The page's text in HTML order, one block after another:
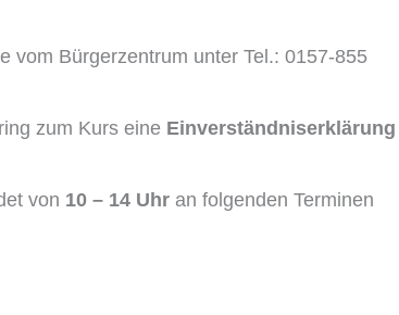
vom Bürgerzentrum unter Tel.: 0157-855
zum Kurs eine Einverständniserklärung
von 10 – 14 Uhr an folgenden Terminen